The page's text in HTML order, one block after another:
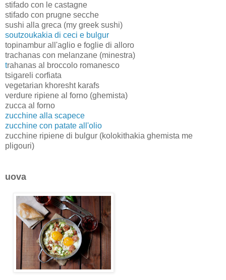
stifado con le castagne
stifado con prugne secche
sushi alla greca (my greek sushi)
soutzoukakia di ceci e bulgur
topinambur all'aglio e foglie di alloro
trachanas con melanzane (minestra)
trahanas al broccolo romanesco
tsigareli corfiata
vegetarian khoresht karafs
verdure ripiene al forno (ghemista)
zucca al forno
zucchine alla scapece
zucchine con patate all'olio
zucchine ripiene di bulgur (kolokithakia ghemista me
pligouri)
uova